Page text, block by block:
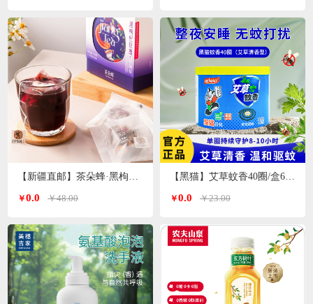
【新疆直邮】茶朵蜂·黑枸杞玫瑰花茶132g*1盒（11g*12包）
￥0.0 ￥48.00
【黑猫】艾草蚊香40圈/盒640g
￥0.0 ￥23.00